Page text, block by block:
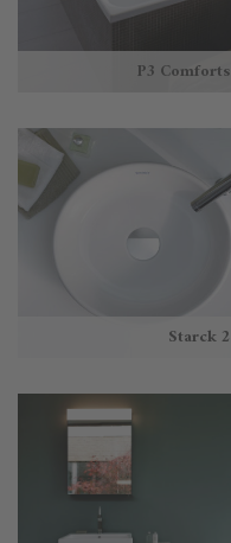
P3 Comforts
Starck 2